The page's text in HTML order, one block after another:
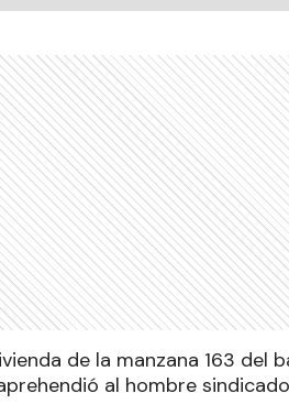
de la manzana 163 del
al hombre